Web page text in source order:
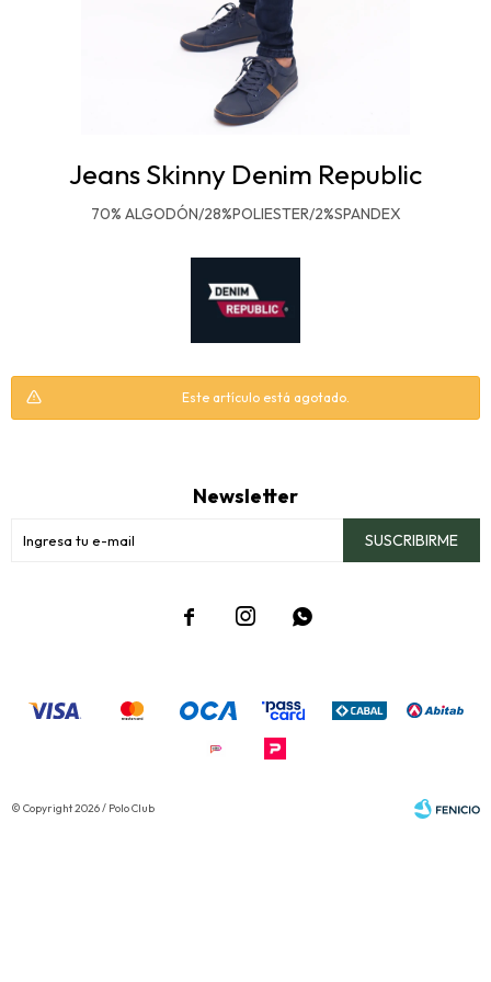
Jeans Skinny Denim Republic
70% ALGODÓN/28%POLIESTER/2%SPANDEX
Este artículo está agotado.
Newsletter
SUSCRIBIRME
  
© Copyright 2026 / Polo Club